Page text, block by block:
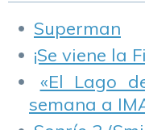
Superman
¡Se viene la
«El Lago
semana a